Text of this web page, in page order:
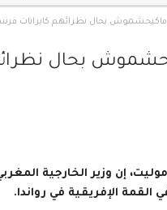
ماكيحشموش بحال نظرائهم كابرانات
بحال
موليت، إن وزير الخارجية
القمة الإفريقية في رواندا.